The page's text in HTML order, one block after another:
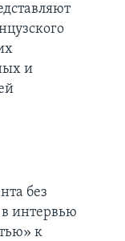
и
без
интервью
к